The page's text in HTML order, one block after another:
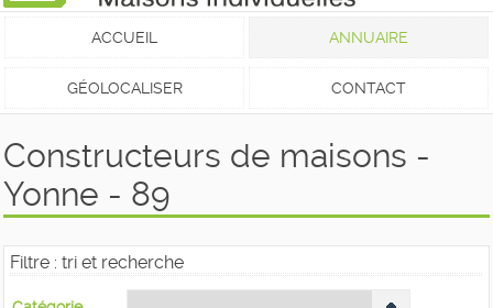
ACCUEIL ANNUAIRE
GÉOLOCALISER CONTACT
Constructeurs de maisons -
Yonne - 89
Filtre : tri et recherche